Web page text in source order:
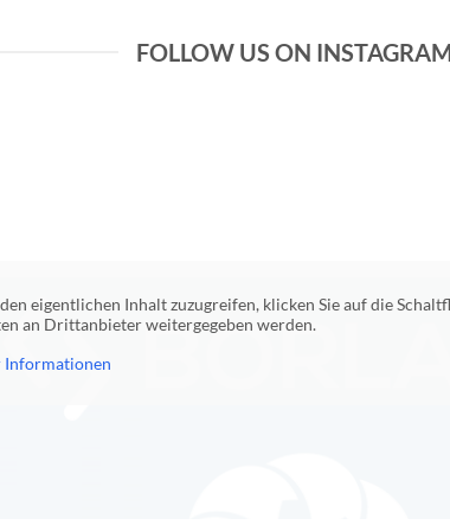
FOLLOW US ON
eigentlichen Inhalt zuzugreifen, klicken Sie auf die
an Drittanbieter weitergegeben werden.
Informationen